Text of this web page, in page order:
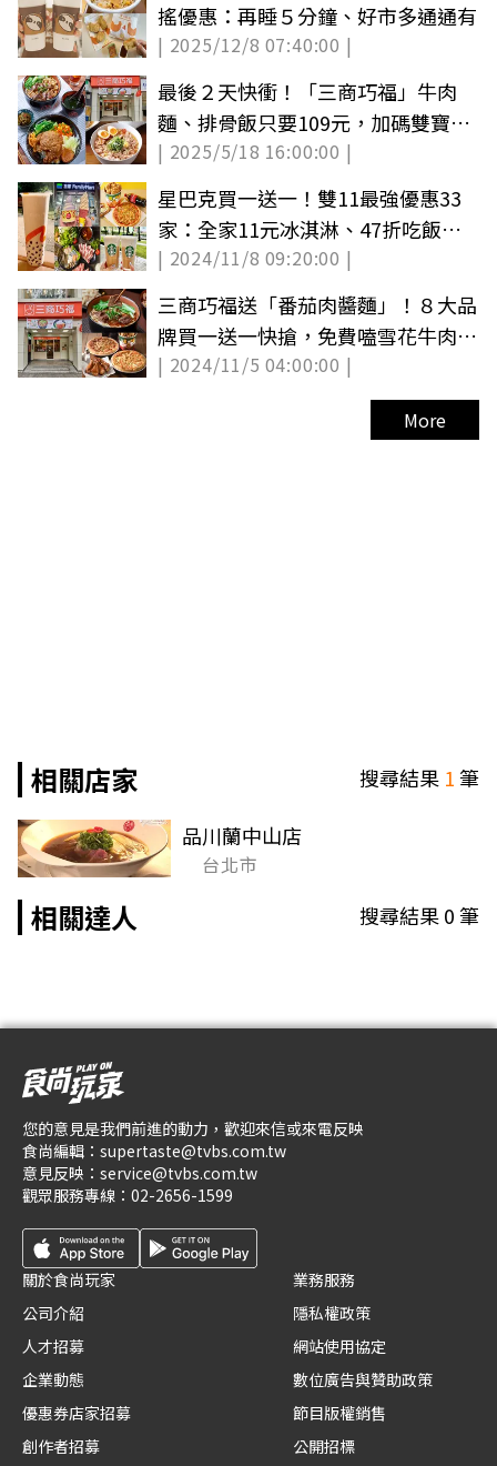
搖優惠：再睡５分鐘、好市多通通有
| 2025/12/8 07:40:00 |
最後２天快衝！「三商巧福」牛肉
麵、排骨飯只要109元，加碼雙寶牛
肉麵買一送一
| 2025/5/18 16:00:00 |
星巴克買一送一！雙11最強優惠33
家：全家11元冰淇淋、47折吃飯店
下午茶
| 2024/11/8 09:20:00 |
三商巧福送「番茄肉醬麵」！８大品
牌買一送一快搶，免費嗑雪花牛肉
麵、牛丼
| 2024/11/5 04:00:00 |
More
相關店家 搜尋結果 1筆
品川蘭中山店
台北市
相關達人 搜尋結果0筆
您的意見是我們前進的動力，歡迎來信或來電反映
食尚編輯： supertaste@tvbs.com.tw
意見反映： service@tvbs.com.tw
觀眾服務專線： 02-2656-1599
關於食尚玩家
公司介紹
人才招募
企業動態
優惠券店家招募
創作者招募
業務服務
隱私權政策
網站使用協定
數位廣告與贊助政策
節目版權銷售
公開招標